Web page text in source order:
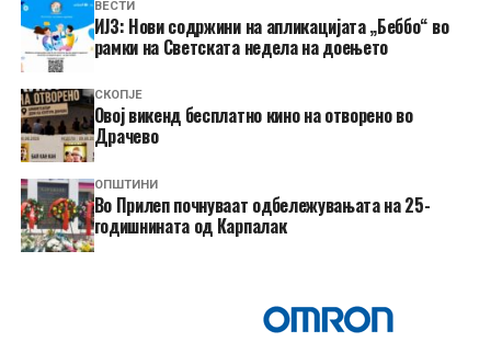
ВЕСТИ
ИЈЗ: Нови содржини на апликацијата „Беббо“ во
рамки на Светската недела на доењето
СКОПЈЕ
​Овој викенд бесплатно кино на отворено во
Драчево
ОПШТИНИ
Во Прилеп почнуваат одбележувањата на 25-
годишнината од Карпалак